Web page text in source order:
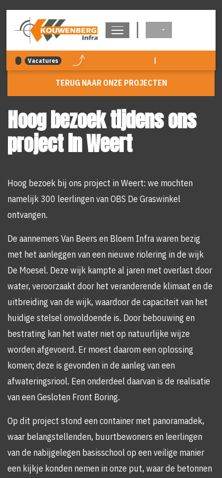
Vacatures |
TERUG NAAR ONZE PROJECTEN
Hoog bezoek tijdens ons
project in Weert
Hoog bezoek bij ons project in Weert: we mochten
namelijk 300 leerlingen van OBS De Graswinkel
ontvangen.
De aannemers Van Beers en Bloem Infra waren bezig
met het aanleggen van een nieuwe riolering in de wijk
De Moesel. Deze wijk kampte al jaren met overlast door
water, veroorzaakt door het veranderende klimaat en de
uitbreiding van de wijk, waardoor de capaciteit van het
huidige stelsel onvoldoende is. Door bebouwing en
bestrating kan het water niet op natuurlijke wijze
worden afgevoerd. Er moest daarom een oplossing
komen; deze is gevonden in de aanleg van een
afwateringsriool. Een onderdeel daarvan is de realisatie
van een Gesloten Front Boring.
Op dit project stond een container met panoramadek,
waar belangstellenden, buurtbewoners en leerlingen
van de nabijgelegen basisschool op een veilige manier
een kijkje konden nemen in onze put, waar de betonnen